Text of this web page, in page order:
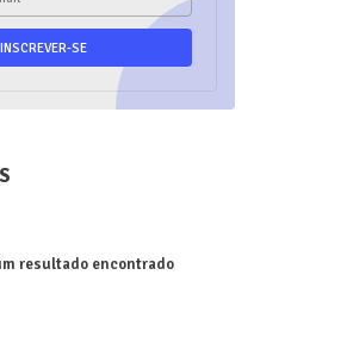
resultado encontrado